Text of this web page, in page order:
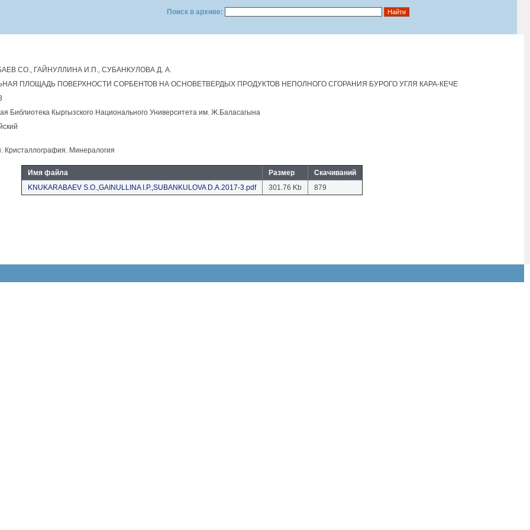
Поиск в архиве:
CO., ГАЙНУЛЛИНА И.П., СУБАНКУЛОВА Д. А.
ПЛОЩАДЬ ПОВЕРХНОСТИ СОРБЕНТОВ НА ОСНОВЕТВЕРДЫХ ПРОДУКТОВ НЕПОЛНОГО СГОРАНИЯ БУРОГО УГЛЯ КАРА-КЕЧЕ
Библиотека Кыргызского Национального Университета им. Ж.Баласагына
Кристаллография. Минералогия
Имя файла Размер
Скачиваний
KNUKARABAEV S.O.,GAINULLINA I.P.,SUBANKULOVA D.A.2017-3.pdf
301.76 Kb 879